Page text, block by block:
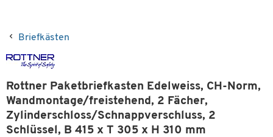
Briefkästen
Rottner Paketbriefkasten Edelweiss, CH-Norm,
Wandmontage/freistehend, 2 Fächer,
Zylinderschloss/Schnappverschluss, 2
Schlüssel, B 415 x T 305 x H 310 mm